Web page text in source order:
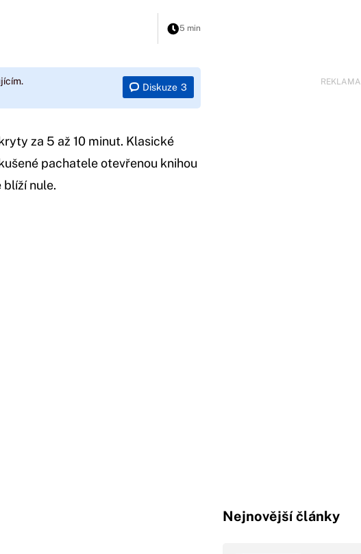
5 min
Diskuze 3
za 5 až 10 minut. Klasické
pachatele otevřenou knihou
blíží nule.
REKLAMA
Nejnovější články